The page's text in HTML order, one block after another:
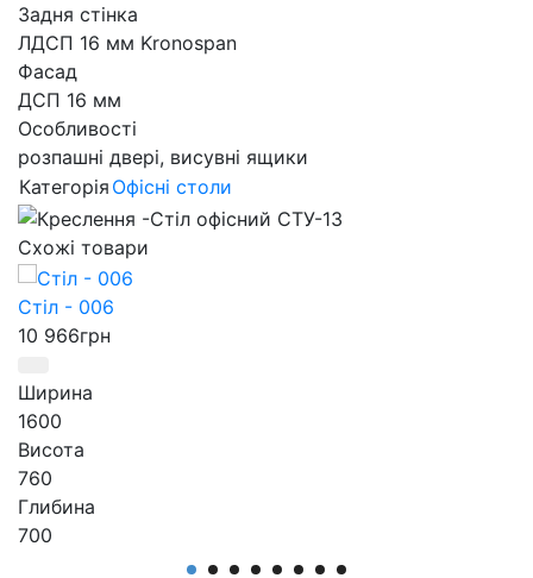
Задня стінка
ЛДСП 16 мм Kronospan
Фасад
ДСП 16 мм
Особливості
розпашні двері, висувні ящики
Категорія Офісні столи
Схожі товари
Стіл - 006
10 966грн
Ширина
1600
Висота
760
Глибина
700